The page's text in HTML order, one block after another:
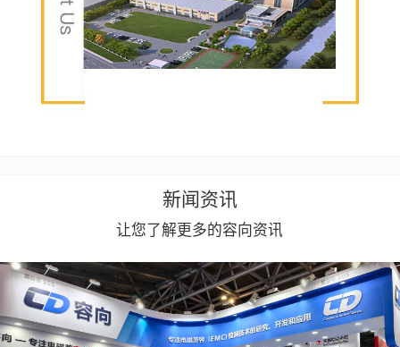
新闻资讯
让您了解更多的容向资讯